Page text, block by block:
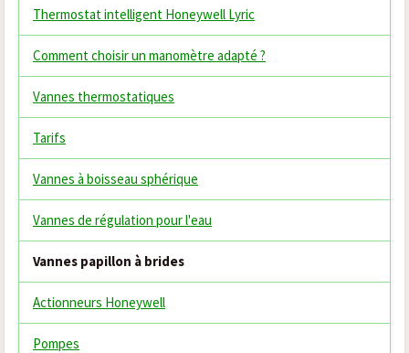
Thermostat intelligent Honeywell Lyric
Comment choisir un manomètre adapté ?
Vannes thermostatiques
Tarifs
Vannes à boisseau sphérique
Vannes de régulation pour l'eau
Vannes papillon à brides
Actionneurs Honeywell
Pompes